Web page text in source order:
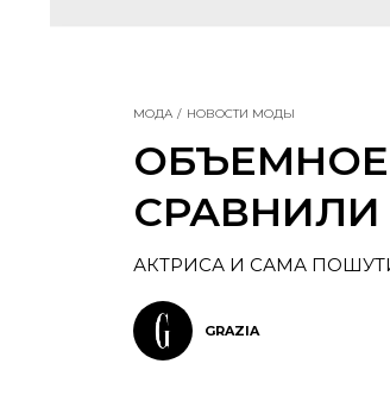
МОДА НОВОСТИ МОДЫ
ОБЪЕМНОЕ
СРАВНИЛИ
АКТРИСА И САМА
GRAZIA